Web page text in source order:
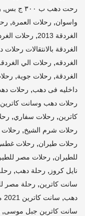
رحت دهب ب ٣٠٠ ج بس ,
واسوان, رحلات العمرة,
الغردقة 2013
, رحلات الغردقة
الغردقة بالانتقالات
الغردقه, رحلات الي
الغردقة, رحلات جوية,
داخليه فى دهب, رحلات
رحلات دهب وسانت كاترين
كاترين, رحلات سفاري,
رحلات شرم الشيخ, رحلات
رحلات طيران, رحلات
للطيران, رحلات مصر
نايل كروز , رحلة دهب,
سانت كاترين, رحلة مصر
دهب, سانت كاترين 2021 مصر
سانت كاترين جبل موسى,